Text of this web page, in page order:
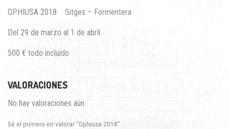
OPHIUSA 2018 Sitges – Formentera
Del 29 de marzo al 1 de abril.
500 € todo incluido
VALORACIONES
No hay valoraciones aún.
Sé el primero en valorar “Ophiusa 2018”